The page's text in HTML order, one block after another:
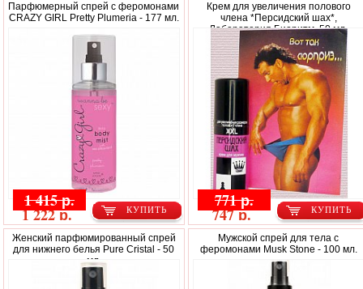
Парфюмерный спрей с феромонами
CRAZY GIRL Pretty Plumeria - 177 мл.
КУПИТЬ
1 415 р.
1 222 р.
Крем для увеличения полового
члена *Персидский шах*,
Лаборатория Биоритм, 50 мл.
КУПИТЬ
771 р.
747 р.
Женский парфюмированный спрей
для нижнего белья Pure Cristal - 50
мл.
Мужской спрей для тела с
феромонами Musk Stone - 100 мл.